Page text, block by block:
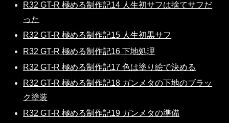
R32 GT-R 極める制作記14 人生初サフは捨てサフだ
った
R32 GT-R 極める制作記15 人生初黒サフ
R32 GT-R 極める制作記16 下地処理
R32 GT-R 極める制作記17 色は塗り絵で決める
R32 GT-R 極める制作記18 ガンメタの下地のブラッ
ク塗装
R32 GT-R 極める制作記19 ガンメタの準備